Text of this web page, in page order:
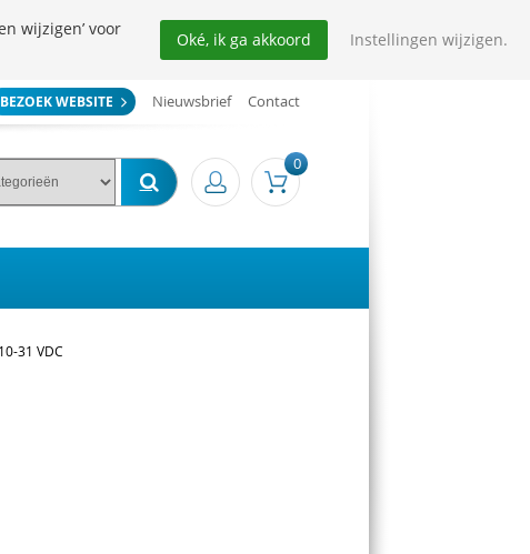
BEZOEK WEBSITE Nieuwsbrief Contact
0
31 VDC
wijzigen’ voor
Oké, ik ga akkoord Instellingen wijzigen.